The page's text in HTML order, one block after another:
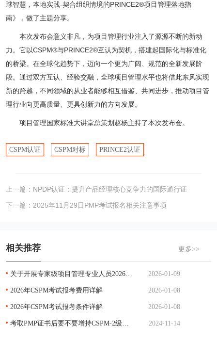
球智慧，本地实践-契合组织情境的PRINCE2®项目管理落地指
南》，做了主题分享。
本次发布会意义非凡，为项目管理行业注入了源源不断的新动
力。它以CSPM®与PRINCE2®互认为契机，搭建起国际化与标准化
的桥梁。在全球化趋势下，迈向一个更为广阔、规范的全新发展阶
段。通过双方互认、经验交融，全球项目管理水平也将借此东风实现
新的跨越，不同领域的从业者能够相互借鉴、共同进步，推动项目管
理行业向更高质量、更具创新力的方向发展。
项目管理国家标准大讲堂总策划赵杨主持了本次发布会。
CSPM认证 CSPM对标 PRINCE2认证
上一篇： NPDP认证：提升产品经理核心竞争力的国际通行证
下一篇： 2025年11月29日PMP考试报名相关注意事项
相关推荐 更多>>
关于开展专家级项目管理专业人员2026年度能力评价工作的通知 2026-01-09
2026年CSPM考试报考费用详解 2026-01-08
2026年CSPM考试报考条件详解 2026-01-08
2024-11-14